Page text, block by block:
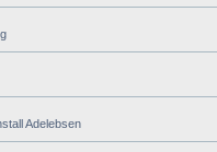
Adelebsen